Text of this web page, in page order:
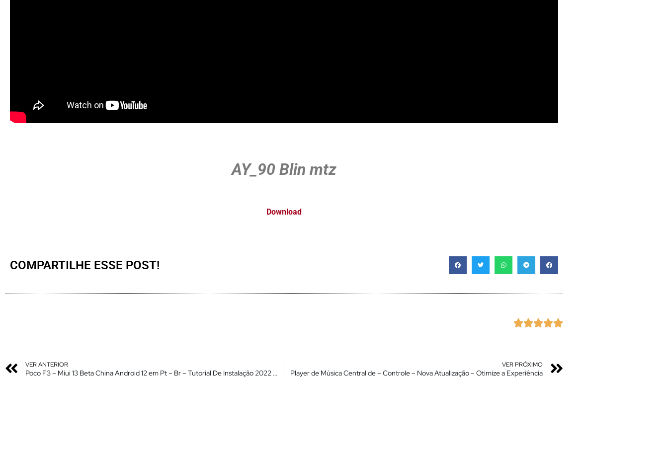
AY_90 Blin mtz
Download
COMPARTILHE ESSE POST!

VER ANTERIOR
Poco F3 – Miui 13 Beta China Android 12 em Pt – Br – Tutorial De Instalação 2022
VER PRÓXIMO
Player de Música Central de – Controle – Nova Atualização – Otimize a Experiência